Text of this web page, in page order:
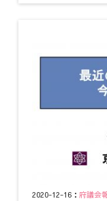
2020-12-16：府議会